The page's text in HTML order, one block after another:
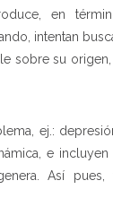
en
intentan
sobre su
ej.:
e
Así